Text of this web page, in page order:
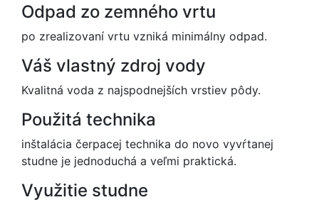
Odpad zo zemného vrtu
po zrealizovaní vrtu vzniká minimálny odpad.
Váš vlastný zdroj vody
Kvalitná voda z najspodnejších vrstiev pôdy.
Použitá technika
inštalácia čerpacej technika do novo vyvŕtanej
studne je jednoduchá a veľmi praktická.
Využitie studne